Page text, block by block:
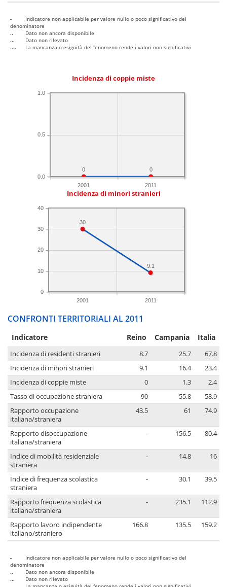
-
Indicatore non applicabile per valore nullo o poco significativo del
denominatore
..
Dato non ancora disponibile
...
Dato non rilevato
....
La mancanza o esiguità del fenomeno rende i valori non significativi
Incidenza di coppie miste
2001 2011
0.0
0.5
1.0
0
0
Incidenza di minori stranieri
2001 2011
0
10
20
30
40
9.1
30
CONFRONTI TERRITORIALI AL 2011
Indicatore Reino Campania Italia
Incidenza di residenti stranieri 8.7 25.7
67.8
Incidenza di minori stranieri
9.1 16.4
23.4
Incidenza di coppie miste
0 1.3
2.4
Tasso di occupazione straniera
90 55.8
58.9
Rapporto occupazione
italiana/straniera
43.5 61 74.9
Rapporto disoccupazione
italiana/straniera
- 156.5 80.4
Indice di mobilità residenziale
straniera
- 14.8 16
Indice di frequenza scolastica
straniera
- 30.1 39.5
Rapporto frequenza scolastica
italiana/straniera
- 235.1 112.9
Rapporto lavoro indipendente
italiano/straniero
166.8 135.5 159.2
-
Indicatore non applicabile per valore nullo o poco significativo del
denominatore
..
Dato non ancora disponibile
...
Dato non rilevato